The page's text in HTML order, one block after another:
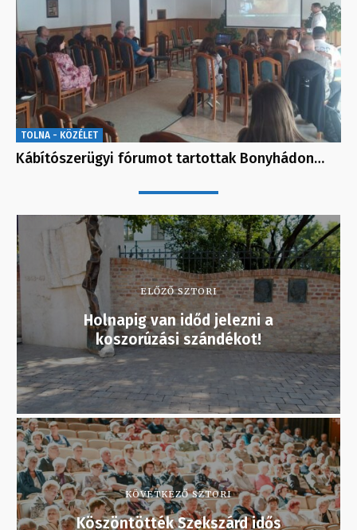
TOLNA - KÖZÉLET
Kábítószerügyi fórumot tartottak Bonyhádon…
ELŐZŐ SZTORI
Holnapig van időd jelezni a
koszorúzási szándékot!
KÖVETKEZŐ SZTORI
Köszöntötték Szekszárd idős